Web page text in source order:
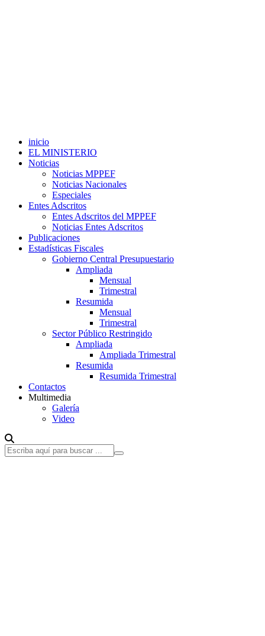
inicio
EL MINISTERIO
Noticias
Noticias MPPEF
Noticias Nacionales
Especiales
Entes Adscritos
Entes Adscritos del MPPEF
Noticias Entes Adscritos
Publicaciones
Estadísticas Fiscales
Gobierno Central Presupuestario
Ampliada
Mensual
Trimestral
Resumida
Mensual
Trimestral
Sector Público Restringido
Ampliada
Ampliada Trimestral
Resumida
Resumida Trimestral
Contactos
Multimedia
Galería
Video